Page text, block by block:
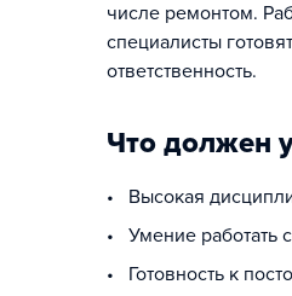
числе ремонтом.
специалисты
ответственность.
Что должен
• Высокая
• Умение работать
• Готовность к